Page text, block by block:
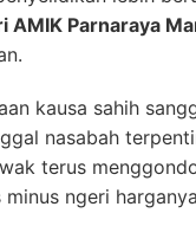
AMIK Parnaraya
kausa sahih
nasabah
terus
ngeri